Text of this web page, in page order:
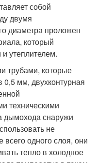
собой
двумя
диаметра проложен
который
утеплителем.
трубами, которые
0,5 мм, двухконтурная
техническими
дымохода снаружи
не
всего одного слоя, они
тепло в холодное